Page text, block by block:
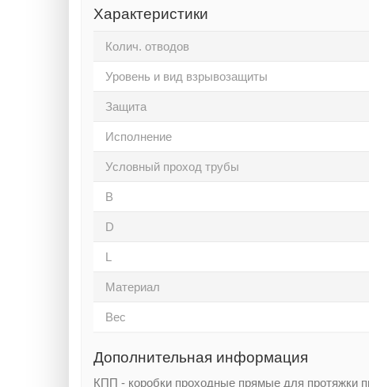
Характеристики
Колич. отводов
Уровень и вид взрывозащиты
Защита
Исполнение
Услoвный прoход тpубы
B
D
L
Материал
Вес
Дополнительная информация
КПП - коробки проходные прямые для протяжки